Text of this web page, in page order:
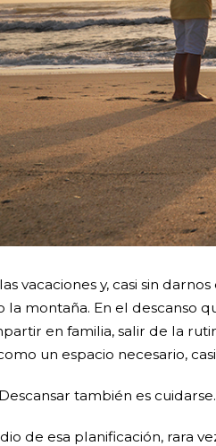
vacaciones y, casi sin
la montaña. En el descanso
en familia, salir de la
un espacio necesario,
también es cuidarse.
de esa planificación, rara